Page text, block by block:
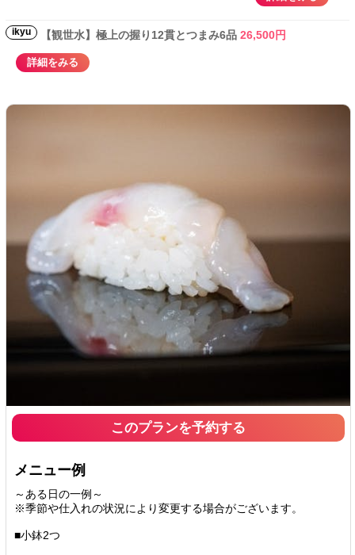
ikyu 【観世水】極上の握り12貫とつまみ6品 26,500円
詳細をみる
このプランを予約する
メニュー例
～ある日の一例～
※季節や仕入れの状況により変更する場合がございます。
■小鉢2つ